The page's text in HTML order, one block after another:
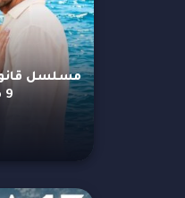
مسلسل
9 مترجمة